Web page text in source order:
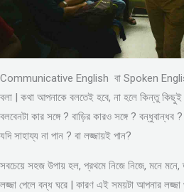
Communicative English বা Spoken
বলা | কথা আপনাকে বলতেই হবে, না হলে কিন্তু কিছুই
বলবেনটা কার সঙ্গে ? বাড়ির কারও সঙ্গে ?
যদি সাহায্য না পান ? বা লজ্জায়ই পান?
সবচেয়ে সহজ উপায় হল, প্রথমে নিজে নিজে, মনে মনে,
লজ্জা পেলে বন্ধ ঘরে | কারণ এই সময়টা আপনার লজ্জা